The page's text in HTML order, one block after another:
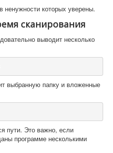
которых уверены.
сканирования
выводит несколько
выбранную папку и вложенные
пути. Это важно, если
программе несколькими